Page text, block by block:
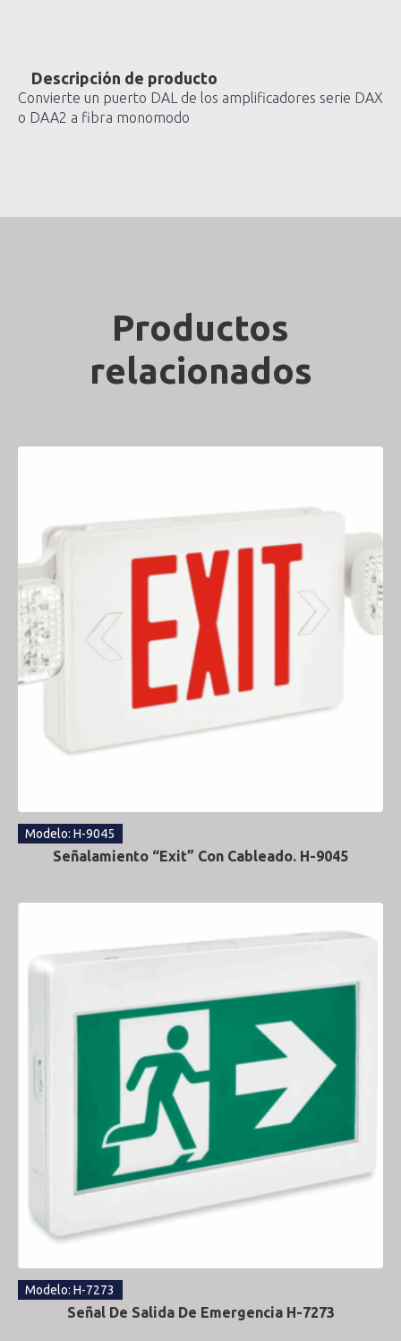
Descripción de producto
Convierte un puerto DAL de los amplificadores serie DAX
o DAA2 a fibra monomodo
Productos
relacionados
Modelo: H-9045
Señalamiento “Exit” Con Cableado. H-9045
Modelo: H-7273
Señal De Salida De Emergencia H-7273